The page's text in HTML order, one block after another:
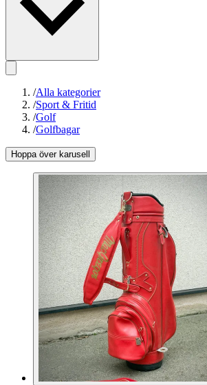
/Alla kategorier
/Sport & Fritid
/Golf
/Golfbagar
Hoppa över karusell